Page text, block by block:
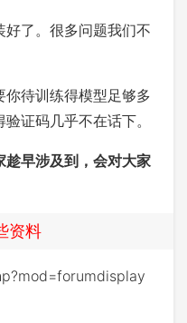
了。很多问题我们不
待训练得模型足够多
证码几乎不在话下。
趁早涉及到，会对大家
资料